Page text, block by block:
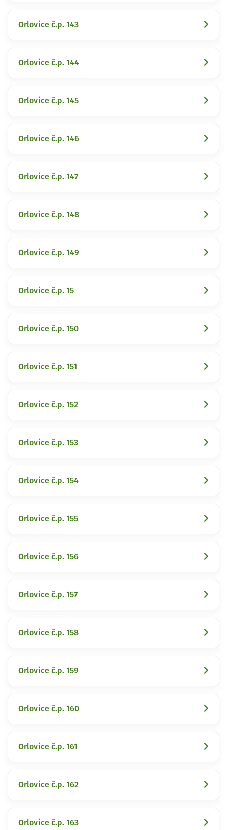
Orlovice č.p. 143
Orlovice č.p. 144
Orlovice č.p. 145
Orlovice č.p. 146
Orlovice č.p. 147
Orlovice č.p. 148
Orlovice č.p. 149
Orlovice č.p. 15
Orlovice č.p. 150
Orlovice č.p. 151
Orlovice č.p. 152
Orlovice č.p. 153
Orlovice č.p. 154
Orlovice č.p. 155
Orlovice č.p. 156
Orlovice č.p. 157
Orlovice č.p. 158
Orlovice č.p. 159
Orlovice č.p. 160
Orlovice č.p. 161
Orlovice č.p. 162
Orlovice č.p. 163